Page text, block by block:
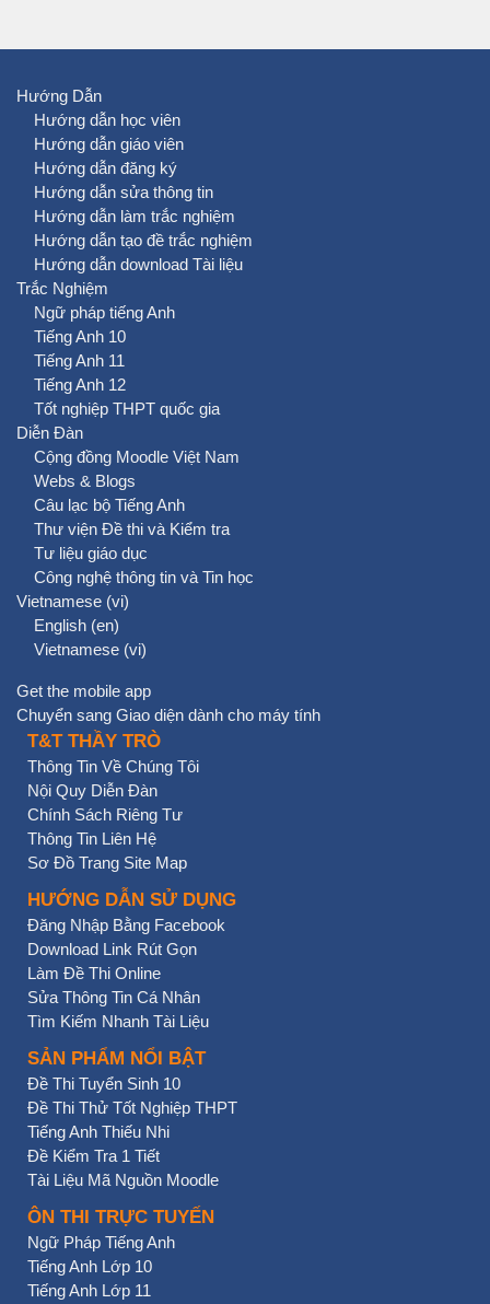
Hướng Dẫn
Hướng dẫn học viên
Hướng dẫn giáo viên
Hướng dẫn đăng ký
Hướng dẫn sửa thông tin
Hướng dẫn làm trắc nghiệm
Hướng dẫn tạo đề trắc nghiệm
Hướng dẫn download Tài liệu
Trắc Nghiệm
Ngữ pháp tiếng Anh
Tiếng Anh 10
Tiếng Anh 11
Tiếng Anh 12
Tốt nghiệp THPT quốc gia
Diễn Đàn
Cộng đồng Moodle Việt Nam
Webs & Blogs
Câu lạc bộ Tiếng Anh
Thư viện Đề thi và Kiểm tra
Tư liệu giáo dục
Công nghệ thông tin và Tin học
Vietnamese ‎(vi)‎
English ‎(en)‎
Vietnamese ‎(vi)‎
Get the mobile app
Chuyển sang Giao diện dành cho máy tính
T&T THẦY TRÒ
Thông Tin Về Chúng Tôi
Nội Quy Diễn Đàn
Chính Sách Riêng Tư
Thông Tin Liên Hệ
Sơ Đồ Trang Site Map
HƯỚNG DẪN SỬ DỤNG
Đăng Nhập Bằng Facebook
Download Link Rút Gọn
Làm Đề Thi Online
Sửa Thông Tin Cá Nhân
Tìm Kiếm Nhanh Tài Liệu
SẢN PHẨM NỔI BẬT
Đề Thi Tuyển Sinh 10
Đề Thi Thử Tốt Nghiệp THPT
Tiếng Anh Thiếu Nhi
Đề Kiểm Tra 1 Tiết
Tài Liệu Mã Nguồn Moodle
ÔN THI TRỰC TUYẾN
Ngữ Pháp Tiếng Anh
Tiếng Anh Lớp 10
Tiếng Anh Lớp 11